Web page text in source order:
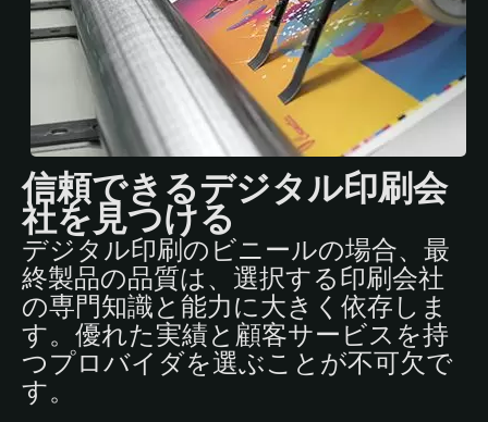
信頼できるデジタル印刷会
社を見つける
デジタル印刷のビニールの場合、最
終製品の品質は、選択する印刷会社
の専門知識と能力に大きく依存しま
す。優れた実績と顧客サービスを持
つプロバイダを選ぶことが不可欠で
す。